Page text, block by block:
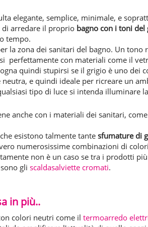
elegante, semplice, minimale, e
di arredare il proprio bagno con i toni del
tempo.
la zona dei sanitari del bagno. Un tono
perfettamente con materiali come il
quindi stupirsi se il grigio è uno dei
e quindi ideale per ricreare un
tipo di luce si intenda illuminare
anche con i materiali dei sanitari,
esistono talmente tante sfumature di
numerosissime combinazioni di
non è un caso se tra i prodotti
gli scaldasalviette cromati.
in più..
colori neutri come il termoarredo